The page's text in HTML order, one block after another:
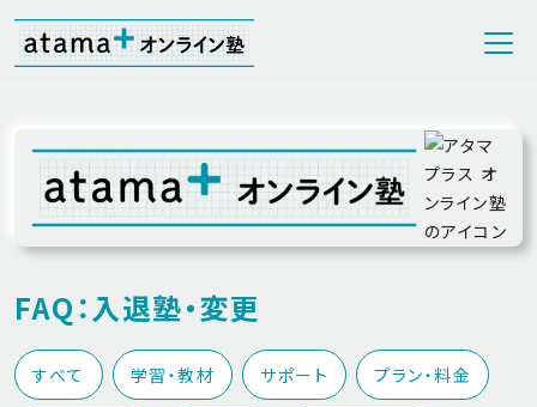
FAQ：入退塾・変更
すべて 学習・教材 サポート プラン・料金